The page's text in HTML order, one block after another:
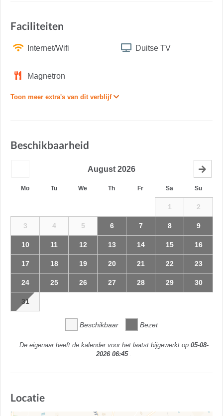
Faciliteiten
Internet/Wifi Duitse TV
Magnetron
Toon meer extra's van dit verblijf
Beschikbaarheid
August 2026
Mo Tu We Th Fr Sa Su
1 2
3 4 5 6 7 8 9
10 11 12 13 14 15 16
17 18 19 20 21 22 23
24 25 26 27 28 29 30
31
Beschikbaar Bezet
De eigenaar heeft de kalender voor het laatst bijgewerkt op 05-08-
2026 06:45 .
Locatie